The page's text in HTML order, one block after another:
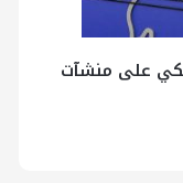
على منشآت